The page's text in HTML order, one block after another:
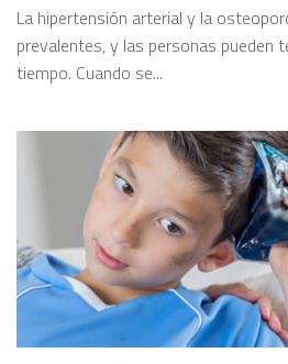
La hipertensión arterial y la
prevalentes, y las personas pueden
tiempo. Cuando se...